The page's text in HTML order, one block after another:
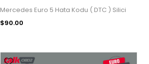
Mercedes Euro 5 Hata Kodu ( DTC ) Silici
$90.00